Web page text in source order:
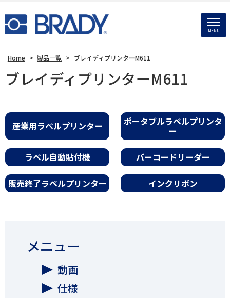
MENU
Home > 製品一覧 > ブレイディプリンターM611
ブレイディプリンターM611
産業用ラベルプリンター ポータブルラベルプリンタ
ー
ラベル自動貼付機 バーコードリーダー
販売終了ラベルプリンター インクリボン
メニュー
動画
仕様